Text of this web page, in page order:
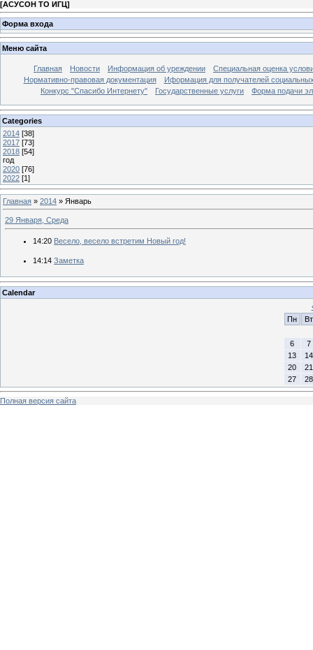
[АСУСОН ТО ИГЦ]
Форма входа
Меню сайта
Главная Новости Информация об уреждении
Специальная оценка
Нормативно-правовая документация
Иформация для получателей
Конкурс "Спасибо Интернету"
Государственные услуги Форма подачи
Categories
2014 [38]
2017 [73]
2018 [54]
год
2020 [76]
2022 [1]
Главная » 2014 » Январь
29 Января, Среда
14:20 Весело, весело встретим Новый год!
14:14 Заметка
Calendar
Пн
Вт
6
7
13
14
20
21
27
28
Полная версия сайта